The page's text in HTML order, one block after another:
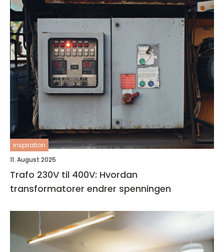
inspiration
11. August 2025
Trafo 230V til 400V: Hvordan
transformatorer endrer spenningen